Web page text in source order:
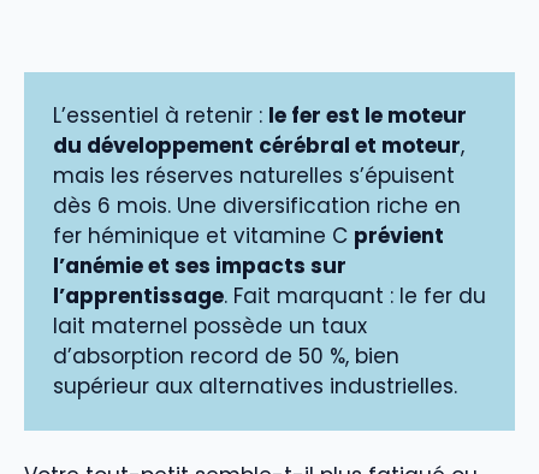
L’essentiel à retenir : le fer est le moteur
du développement cérébral et moteur,
mais les réserves naturelles s’épuisent
dès 6 mois. Une diversification riche en
fer héminique et vitamine C prévient
l’anémie et ses impacts sur
l’apprentissage. Fait marquant : le fer du
lait maternel possède un taux
d’absorption record de 50 %, bien
supérieur aux alternatives industrielles.